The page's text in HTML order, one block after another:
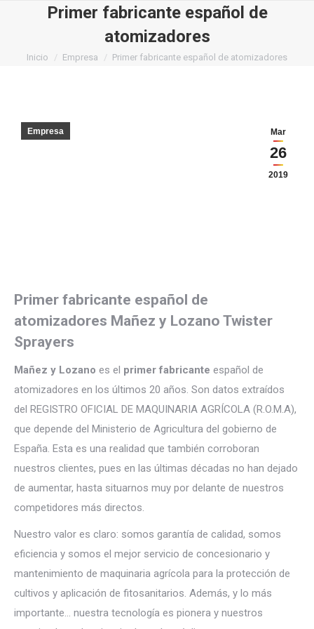
Primer fabricante español de
atomizadores
Estás aquí:
Inicio Empresa Primer fabricante español de atomizadores
Mar
26
2019
Empresa
Primer fabricante español de
atomizadores Mañez y Lozano Twister
Sprayers
Mañez y Lozano es el primer fabricante español de
atomizadores en los últimos 20 años. Son datos extraídos
del REGISTRO OFICIAL DE MAQUINARIA AGRÍCOLA (R.O.M.A),
que depende del Ministerio de Agricultura del gobierno de
España. Esta es una realidad que también corroboran
nuestros clientes, pues en las últimas décadas no han dejado
de aumentar, hasta situarnos muy por delante de nuestros
competidores más directos.
Nuestro valor es claro: somos garantía de calidad, somos
eficiencia y somos el mejor servicio de concesionario y
mantenimiento de maquinaria agrícola para la protección de
cultivos y aplicación de fitosanitarios. Además, y lo más
importante… nuestra tecnología es pionera y nuestros